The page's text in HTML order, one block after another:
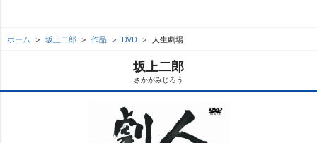
ホーム 坂上二郎 作品 DVD 人生劇場
坂上二郎
さかがみじろう